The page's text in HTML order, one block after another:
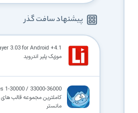
پیشنهاد سافت گذر
3.03 for Android +4.1
موزیک پلیر اندروید
1-30000 / 33000-36000
کاملترین مجموعه قالب
مانستر